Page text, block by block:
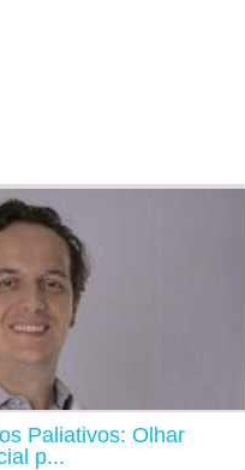
Paliativos: Olhar
p...